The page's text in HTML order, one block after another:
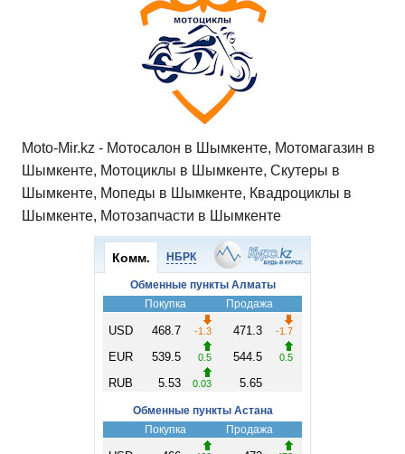
Moto-Mir.kz - Мотосалон в Шымкенте, Мотомагазин в
Шымкенте, Мотоциклы в Шымкенте, Скутеры в
Шымкенте, Мопеды в Шымкенте, Квадроциклы в
Шымкенте, Мотозапчасти в Шымкенте